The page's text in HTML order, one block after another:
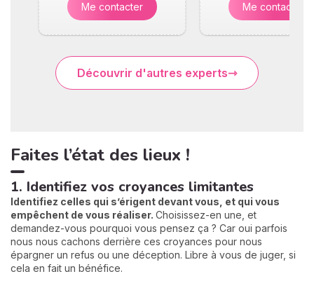
Me contacter Me contacter
Découvrir d'autres experts
Faites l’état des lieux !
1. Identifiez vos croyances limitantes
Identifiez celles qui s’érigent devant vous, et qui vous
empêchent de vous réaliser. Choisissez-en une, et
demandez-vous pourquoi vous pensez ça ? Car oui parfois
nous nous cachons derrière ces croyances pour nous
épargner un refus ou une déception. Libre à vous de juger, si
cela en fait un bénéfice.